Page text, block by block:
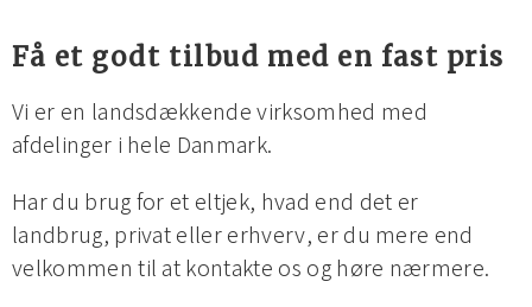
Få et godt tilbud med en fast pris
Vi er en landsdækkende virksomhed med
afdelinger i hele Danmark.
Har du brug for et eltjek, hvad end det er
landbrug, privat eller erhverv, er du mere end
velkommen til at kontakte os og høre nærmere.